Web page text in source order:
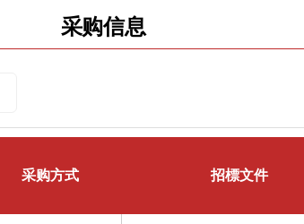
采购信息
采购方式 招標文件